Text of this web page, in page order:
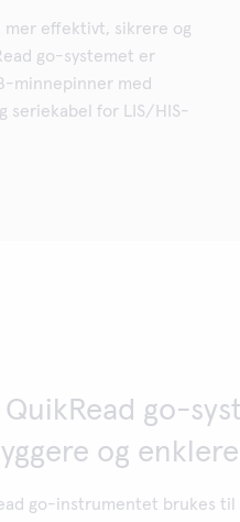
mer effektivt, sikrere og
go-systemet er
minnepinner med
seriekabel for LIS/HIS-
go-
og
go-instrumentet brukes til